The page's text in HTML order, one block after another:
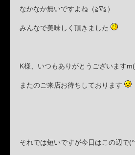
なかなか無いですよね（≧∇≦）
みんなで美味しく頂きました
K様、いつもありがとうございます
またのご来店お待ちしております
それでは短いですが今日はこの辺で